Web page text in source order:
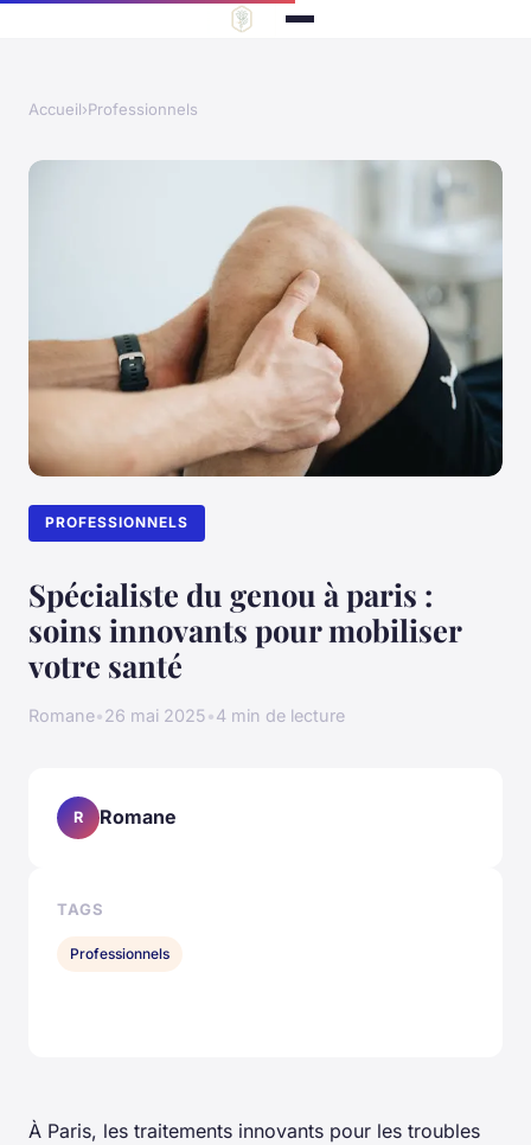
Accueil›Professionnels
PROFESSIONNELS
Spécialiste du genou à paris :
soins innovants pour mobiliser
votre santé
Romane•26 mai 2025•4 min de lecture
À Paris, les traitements innovants pour les troubles
R Romane
TAGS
Professionnels